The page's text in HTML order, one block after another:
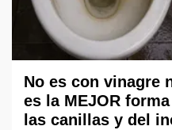
No es con vinagre
es la MEJOR
las canillas y del